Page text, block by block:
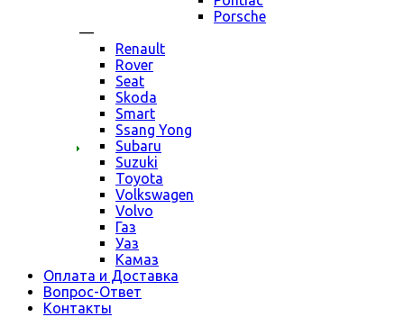
Porsche
—
Renault
Rover
Seat
Skoda
Smart
Ssang Yong
Subaru
Suzuki
Toyota
Volkswagen
Volvo
Газ
Уаз
Камаз
Оплата и Доставка
Вопрос-Ответ
Контакты